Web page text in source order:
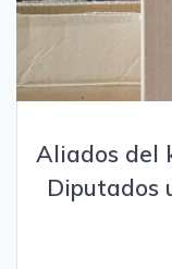
Aliados del
Diputados